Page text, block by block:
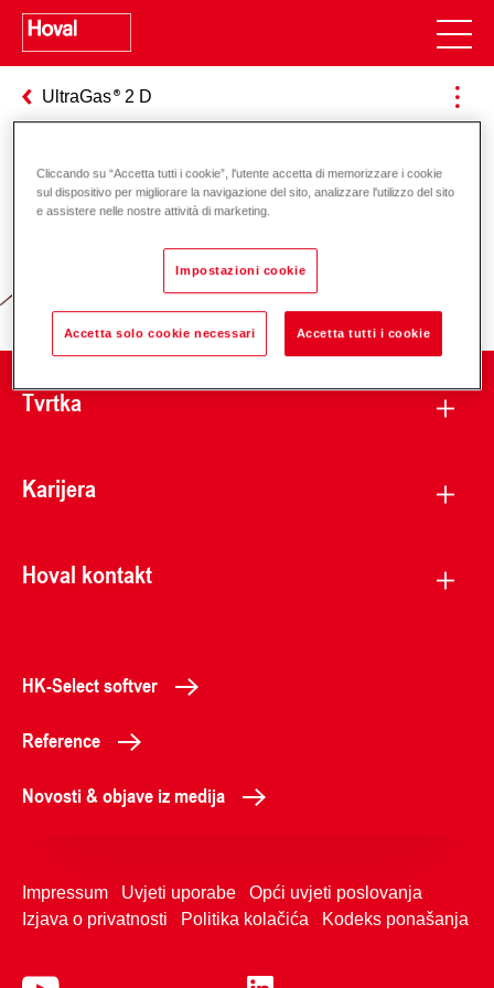
UltraGas 2 D
Odgovornost za energiju i okoliš
Tvrtka
Karijera
Hoval kontakt
HK-Select softver
Reference
Novosti & objave iz medija
Impressum Uvjeti uporabe
Opći uvjeti poslovanja
Izjava o privatnosti
Politika kolačića Kodeks ponašanja
Cliccando su “Accetta tutti i cookie”, l'utente accetta di memorizzare i cookie
sul dispositivo per migliorare la navigazione del sito, analizzare l'utilizzo del sito
e assistere nelle nostre attività di marketing.
Impostazioni cookie
Accetta solo cookie necessari Accetta tutti i cookie